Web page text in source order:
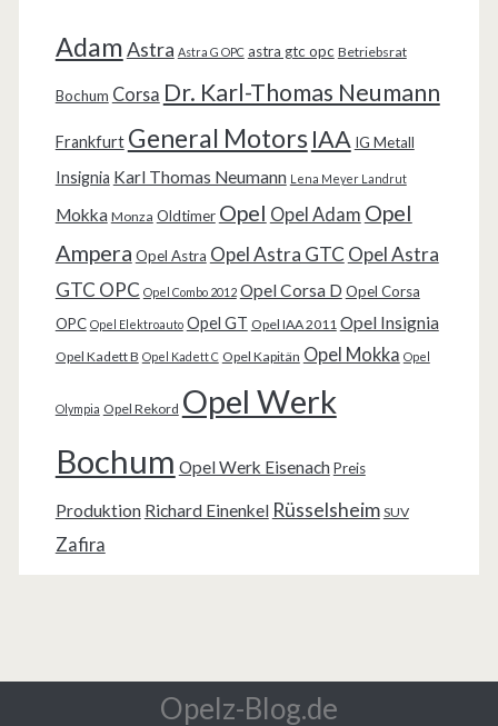
AdamAstra Astra G OPC astra gtc opc Betriebsrat
Bochum Corsa Dr. Karl-Thomas Neumann
Frankfurt General Motors IAA IG Metall
Insignia Karl Thomas Neumann Lena Meyer Landrut
Mokka Monza Oldtimer Opel Opel Adam Opel
Ampera Opel Astra Opel Astra GTC Opel Astra
GTC OPC Opel Combo 2012 Opel Corsa D Opel Corsa
OPC Opel Elektroauto Opel GT Opel IAA 2011 Opel Insignia
Opel Kadett B Opel Kadett C Opel Kapitän Opel Mokka Opel
Olympia Opel Rekord Opel Werk
Bochum Opel Werk Eisenach Preis
Produktion Richard Einenkel Rüsselsheim SUV
Zafira
Opelz-Blog.de